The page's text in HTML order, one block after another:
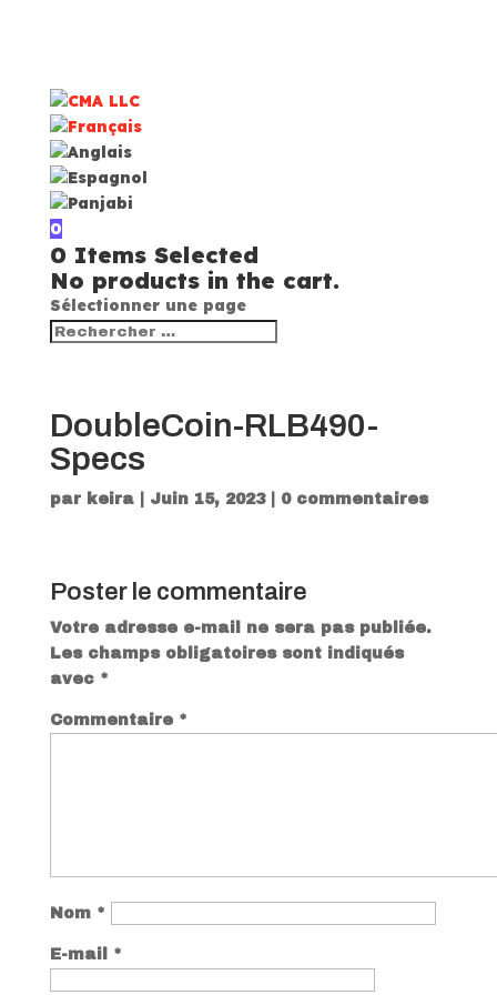
0
0 Items Selected
No products in the cart.
Sélectionner une page
DoubleCoin-RLB490-
Specs
par keira| Juin 15, 2023| 0 commentaires
Poster le commentaire
Votre adresse e-mail ne sera pas publiée.
Les champs obligatoires sont indiqués
avec *
Commentaire *
Nom *
E-mail *